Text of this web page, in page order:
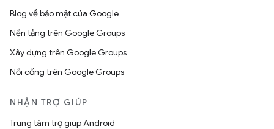
Blog về bảo mật của Google
Nền tảng trên Google Groups
Xây dựng trên Google Groups
Nối cổng trên Google Groups
NHẬN TRỢ GIÚP
Trung tâm trợ giúp Android